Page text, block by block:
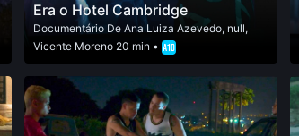
Era o Hotel Cambridge
DocumentárioDe Ana Luiza Azevedo, null,
Vicente Moreno20 min •